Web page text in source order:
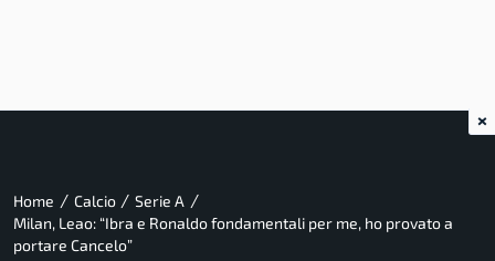
Home / Calcio / Serie A /
Milan, Leao: “Ibra e Ronaldo fondamentali per me, ho provato a
portare Cancelo”
×